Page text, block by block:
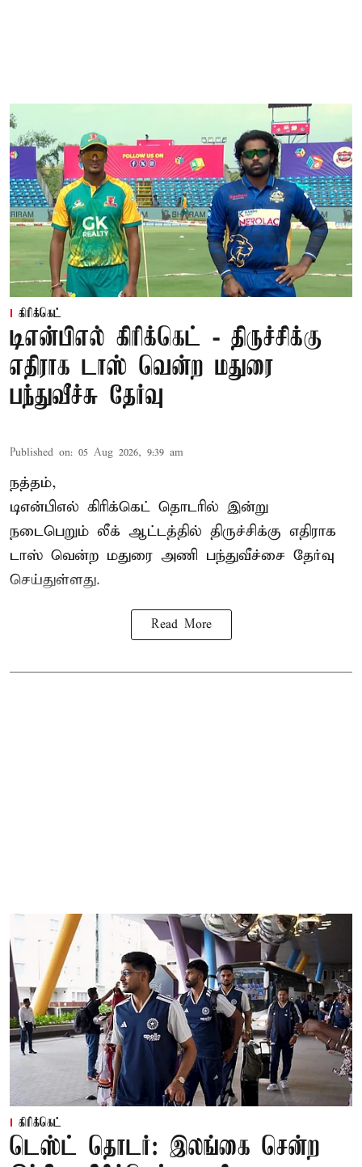
கிரிக்கெட்
டிஎன்பிஎல் கிரிக்கெட் - திருச்சிக்கு
எதிராக டாஸ் வென்ற மதுரை
பந்துவீச்சு தேர்வு
Published on: 05 Aug 2026, 9:39 am
நத்தம்,
டிஎன்பிஎல் கிரிக்கெட் தொடரில் இன்று
நடைபெறும் லீக் ஆட்டத்தில் திருச்சிக்கு எதிராக
டாஸ் வென்ற மதுரை அணி பந்துவீச்சை தேர்வு
செய்துள்ளது.
Read More
கிரிக்கெட்
டெஸ்ட் தொடர்: இலங்கை சென்ற